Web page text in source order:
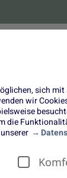
sich
wir
die